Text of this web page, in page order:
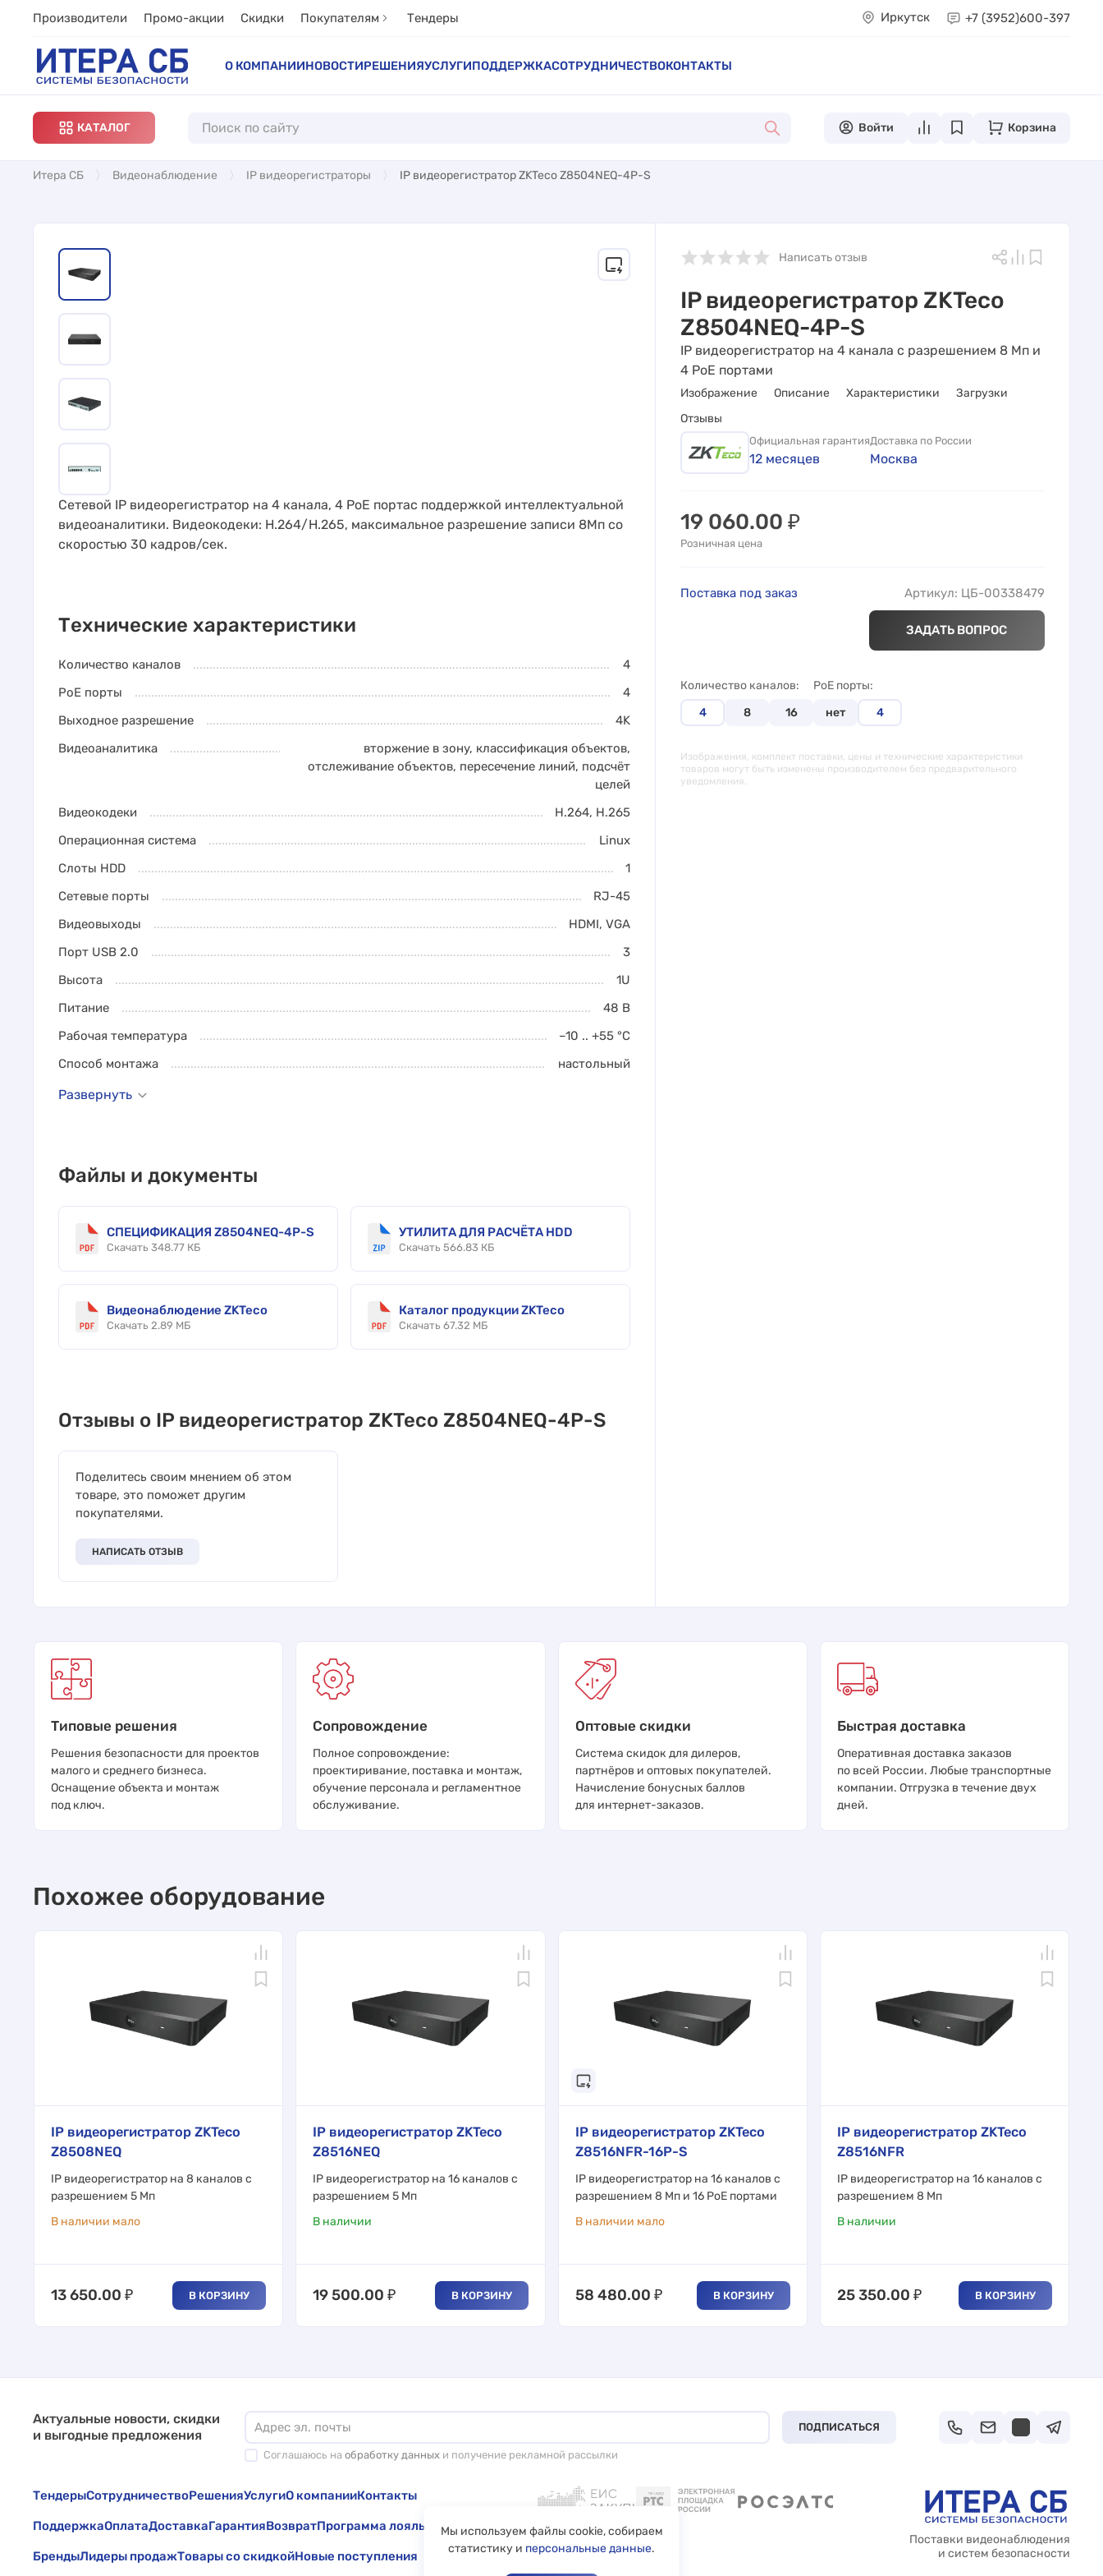
Производители Промо-акции Скидки Покупателям Тендеры Иркутск +7 (3952)600-397
О КОМПАНИИНОВОСТИРЕШЕНИЯУСЛУГИПОДДЕРЖКАСОТРУДНИЧЕСТВОКОНТАКТЫ
КАТАЛОГ Войти Корзина
Итера СБ Видеонаблюдение IP видеорегистраторы IP видеорегистратор ZKTeco Z8504NEQ-4P-S
Написать отзыв
IP видеорегистратор ZKTeco
Z8504NEQ-4P-S
IP видеорегистратор на 4 канала с разрешением 8 Мп и
4 PoE портами
Изображение Описание Характеристики
Загрузки
Отзывы
Официальная гарантия
12 месяцев
Доставка по России
Москва
19 060.00 ₽
Розничная цена
Поставка под заказ Артикул: ЦБ-00338479
ЗАДАТЬ ВОПРОС
Количество каналов
4
8 16
PoE порты
нет
4
Изображения, комплект поставки, цены и технические характеристики
товаров могут быть изменены производителем без предварительного
уведомления.
Сетевой IP видеорегистратор на 4 канала, 4 PoE портас поддержкой интеллектуальной
видеоаналитики. Видеокодеки: H.264/H.265, максимальное разрешение записи 8Мп со
скоростью 30 кадров/сек.
Технические характеристики
Количество каналов
4
PoE порты
4
Выходное разрешение
4K
Видеоаналитика
вторжение в зону, классификация объектов,
отслеживание объектов, пересечение линий, подсчёт
целей
Видеокодеки
H.264, H.265
Операционная система
Linux
Слоты HDD
1
Сетевые порты
RJ-45
Видеовыходы
HDMI,VGA
Порт USB 2.0
3
Высота
1U
Питание
48 В
Рабочая температура
–10 .. +55 °C
Способ монтажа
настольный
Развернуть
Файлы и документы
СПЕЦИФИКАЦИЯ Z8504NEQ-4P-S
Скачать 348.77 КБ
УТИЛИТА ДЛЯ РАСЧЁТА HDD
Скачать 566.83 КБ
Видеонаблюдение ZKTeco
Скачать 2.89 МБ
Каталог продукции ZKTeco
Скачать 67.32 МБ
Отзывы о IP видеорегистратор ZKTeco Z8504NEQ-4P-S
Поделитесь своим мнением об этом
товаре, это поможет другим
покупателями.
НАПИСАТЬ ОТЗЫВ
Типовые решения
Решения безопасности для проектов
малого и среднего бизнеса.
Оснащение объекта и монтаж
под ключ.
Сопровождение
Полное сопровождение:
проектиривание, поставка и монтаж,
обучение персонала и регламентное
обслуживание.
Оптовые скидки
Система скидок для дилеров,
партнёров и оптовых покупателей.
Начисление бонусных баллов
для интернет-заказов.
Быстрая доставка
Оперативная доставка заказов
по всей России. Любые транспортные
компании. Отгрузка в течение двух
дней.
Похожее оборудование
IP видеорегистратор ZKTeco
Z8508NEQ
IP видеорегистратор на 8 каналов с
разрешением 5 Мп
В наличии мало
13 650.00 ₽ В КОРЗИНУ
IP видеорегистратор ZKTeco
Z8516NEQ
IP видеорегистратор на 16 каналов с
разрешением 5 Мп
В наличии
19 500.00 ₽ В КОРЗИНУ
IP видеорегистратор ZKTeco
Z8516NFR-16P-S
IP видеорегистратор на 16 каналов с
разрешением 8 Мп и 16 PoE портами
В наличии мало
58 480.00 ₽ В КОРЗИНУ
IP видеорегистратор ZKTeco
Z8516NFR
IP видеорегистратор на 16 каналов с
разрешением 8 Мп
В наличии
25 350.00 ₽ В КОРЗИНУ
Актуальные новости, скидки
и выгодные предложения
ПОДПИСАТЬСЯ
Соглашаюсь на обработку данных и получение рекламной рассылки
ТендерыСотрудничествоРешенияУслугиО компанииКонтакты
ПоддержкаОплатаДоставкаГарантияВозвратПрограмма лояльности
БрендыЛидеры продажТовары со скидкойНовые поступления
Поставки видеонаблюдения
и систем безопасности
Мы используем файлы cookie, собираем
статистику и персональные данные.